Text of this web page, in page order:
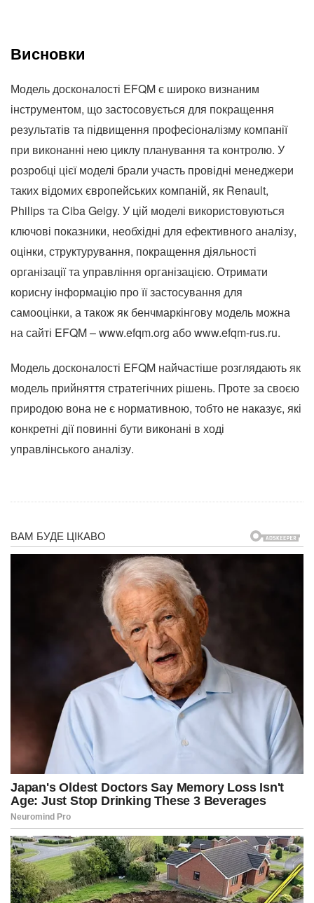
Висновки
Модель досконалості EFQM є широко визнаним
інструментом, що застосовується для покращення
результатів та підвищення професіоналізму компанії
при виконанні нею циклу планування та контролю. У
розробці цієї моделі брали участь провідні менеджери
таких відомих європейських компаній, як Renault,
Philips та Ciba Geigy. У цій моделі використовуються
ключові показники, необхідні для ефективного аналізу,
оцінки, структурування, покращення діяльності
організації та управління організацією. Отримати
корисну інформацію про її застосування для
самооцінки, а також як бенчмаркінгову модель можна
на сайті EFQM – www.efqm.org або www.efqm-rus.ru.
Модель досконалості EFQM найчастіше розглядають як
модель прийняття стратегічних рішень. Проте за своєю
природою вона не є нормативною, тобто не наказує, які
конкретні дії повинні бути виконані в ході
управлінського аналізу.